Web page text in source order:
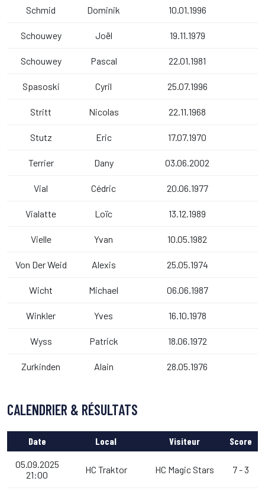
Schmid Dominik 10.01.1996
Schouwey Joël 19.11.1979
Schouwey Pascal 22.01.1981
Spasoski Cyril 25.07.1996
Stritt Nicolas 22.11.1968
Stutz Eric 17.07.1970
Terrier Dany 03.06.2002
Vial Cédric 20.06.1977
Vialatte Loïc 13.12.1989
Vielle Yvan 10.05.1982
Von Der Weid Alexis 25.05.1974
Wicht Michael 06.06.1987
Winkler Yves 16.10.1978
Wyss Patrick 18.06.1972
Zurkinden Alain 28.05.1976
CALENDRIER & RÉSULTATS
Date Local Visiteur Score
05.09.2025
21:00
HC Traktor HC Magic Stars 7 - 3